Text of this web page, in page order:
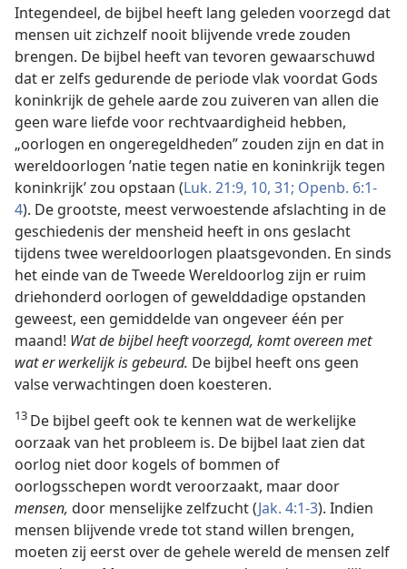
Integendeel, de bijbel heeft lang geleden voorzegd dat
mensen uit zichzelf nooit blijvende vrede zouden
brengen. De bijbel heeft van tevoren gewaarschuwd
dat er zelfs gedurende de periode vlak voordat Gods
koninkrijk de gehele aarde zou zuiveren van allen die
geen ware liefde voor rechtvaardigheid hebben,
„oorlogen en ongeregeldheden” zouden zijn en dat in
wereldoorlogen ’natie tegen natie en koninkrijk tegen
koninkrijk’ zou opstaan (Luk. 21:9, 10, 31; Openb. 6:1-
4). De grootste, meest verwoestende afslachting in de
geschiedenis der mensheid heeft in ons geslacht
tijdens twee wereldoorlogen plaatsgevonden. En sinds
het einde van de Tweede Wereldoorlog zijn er ruim
driehonderd oorlogen of gewelddadige opstanden
geweest, een gemiddelde van ongeveer één per
maand! Wat de bijbel heeft voorzegd, komt overeen met
wat er werkelijk is gebeurd. De bijbel heeft ons geen
valse verwachtingen doen koesteren.
13 De bijbel geeft ook te kennen wat de werkelijke
oorzaak van het probleem is. De bijbel laat zien dat
oorlog niet door kogels of bommen of
oorlogsschepen wordt veroorzaakt, maar door
mensen, door menselijke zelfzucht (Jak. 4:1-3). Indien
mensen blijvende vrede tot stand willen brengen,
moeten zij eerst over de gehele wereld de mensen zelf